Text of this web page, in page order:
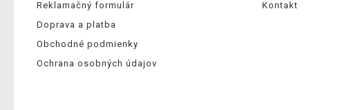
Reklamačný formulár
Doprava a platba
Obchodné podmienky
Ochrana osobných údajov
Kontakt